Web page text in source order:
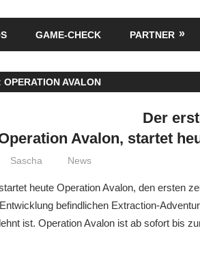
GAME-CHECK PARTNER
OPERATION AVALON
Der
Avalon, startet
Sascha News
heute Operation Avalon, den ersten
befindlichen Extraction-
ist. Operation Avalon ist ab sofort bis